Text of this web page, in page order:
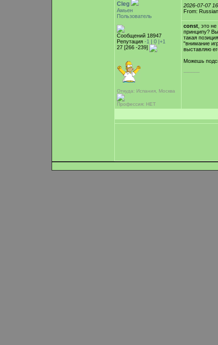
Cleg
Амьен
Пользователь
Сообщений 18947
Репутация -1 | 0 |+1
27 [266 -239]
Откуда: Испания, Москва
Профессия: НЕТ
2026-07-07
From:
const , это
принципу?
такая
"внимание
выставляю
Можешь
-----------